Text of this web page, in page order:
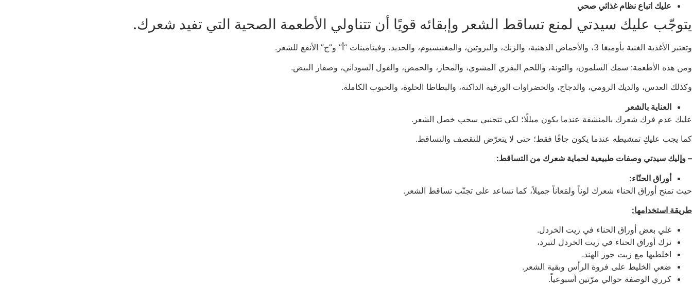
عليك اتباع نظام غذائي صحي
يتوجّب عليك سيدتي لمنع تساقط الشعر وإبقائه قويًا أن تتناولي الأطعمة الصحية التي تفيد شعرك.
وتعتبر الأغذية الغنية بأوميغا 3، والأحماض الدهنية، والزنك، والبروتين، والمغنيسيوم، والحديد، وفيتامينات “أ” و”ج” الأنفع للشعر.
ومن هذه الأطعمة: سمك السلمون، والتونة، واللحم البقري المشوي، والمحار، والحمص، والفول السوداني، وصفار البيض.
وكذلك العدس، والديك الرومي، والدجاج، والخضراوات الورقية الداكنة، والبطاطا الحلوة، والحبوب الكاملة.
العناية بالشعر
عليك عدم فرك شعرك بالمنشفة عندما يكون مبللًا؛ لكي تتجنبي سحب خصل الشعر.
كما يجب عليكِ تمشيطه عندما يكون جافًا فقط؛ حتى لا يتعرّض للتقصف والتساقط.
– وإليك سيدتي وصفات طبيعية لحماية شعرك من التساقط:
أوراق الحنّاء:
حيث تمنح أوراق الحناء شعرك لوناً ولمَعاناً جميلاً، كما تساعد على تجنّب تساقط الشعر.
طريقة استخدامها:
غلي بعض أوراق الحناء في زيت الخردل.
ترك أوراق الحناء في زيت الخردل لتبرد،
اخلطيها مع زيت جوز الهند.
ضعي الخليط على فروة الرأس وبقية الشعر.
كرري الوصفة حوالي مرّتين أسبوعياً.